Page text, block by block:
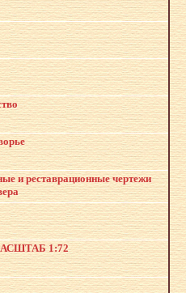
и реставрационные чертежи
1:72